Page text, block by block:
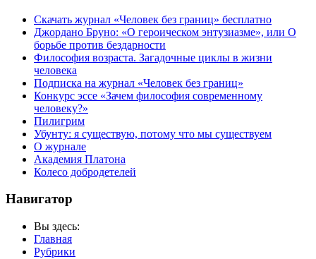
Скачать журнал «Человек без границ» бесплатно
Джордано Бруно: «О героическом энтузиазме», или О
борьбе против бездарности
Философия возраста. Загадочные циклы в жизни
человека
Подписка на журнал «Человек без границ»
Конкурс эссе «Зачем философия современному
человеку?»
Пилигрим
Убунту: я существую, потому что мы существуем
О журнале
Академия Платона
Колесо добродетелей
Навигатор
Вы здесь:
Главная
Рубрики